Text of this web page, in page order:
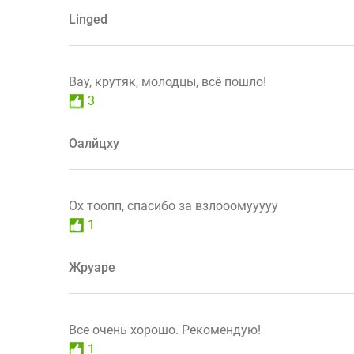
Linged
Вау, крутяк, молодцы, всё пошло!
3
Оалйцху
Ох тоопп, спасибо за взлооомууууу
1
Жруаре
Все очень хорошо. Рекомендую!
1